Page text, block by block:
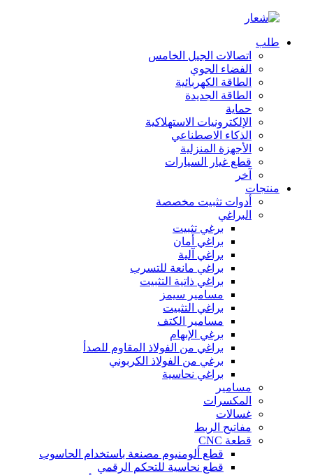
طلب
اتصالات الجيل الخامس
الفضاء الجوي
الطاقة الكهربائية
الطاقة الجديدة
حماية
الإلكترونيات الاستهلاكية
الذكاء الاصطناعي
الأجهزة المنزلية
قطع غيار السيارات
آخر
منتجات
أدوات تثبيت مخصصة
البراغي
برغي تثبيت
براغي أمان
براغي آلية
براغي مانعة للتسرب
براغي ذاتية التثبيت
مسامير سيمز
براغي التثبيت
مسامير الكتف
برغي الإبهام
براغي من الفولاذ المقاوم للصدأ
برغي من الفولاذ الكربوني
براغي نحاسية
مسامير
المكسرات
غسالات
مفاتيح الربط
قطعة CNC
قطع ألومنيوم مصنعة باستخدام الحاسوب
قطع نحاسية للتحكم الرقمي